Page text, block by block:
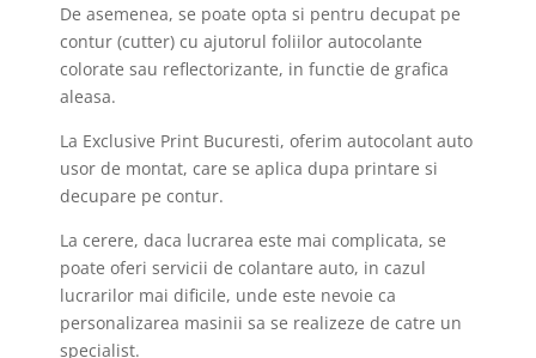
De asemenea, se poate opta si pentru decupat pe
contur (cutter) cu ajutorul foliilor autocolante
colorate sau reflectorizante, in functie de grafica
aleasa.
La Exclusive Print Bucuresti, oferim autocolant auto
usor de montat, care se aplica dupa printare si
decupare pe contur.
La cerere, daca lucrarea este mai complicata, se
poate oferi servicii de colantare auto, in cazul
lucrarilor mai dificile, unde este nevoie ca
personalizarea masinii sa se realizeze de catre un
specialist.